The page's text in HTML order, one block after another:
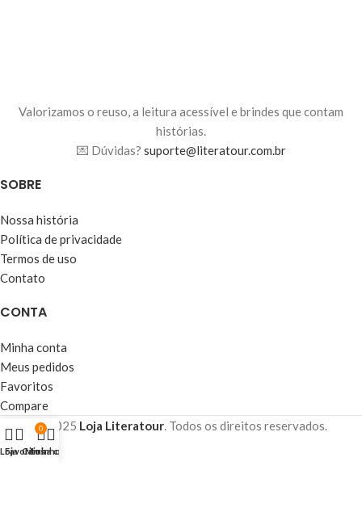
Valorizamos o reuso, a leitura acessível e brindes que contam
histórias.
💌 Dúvidas? suporte@literatour.com.br
SOBRE
Nossa história
Política de privacidade
Termos de uso
Contato
CONTA
Minha conta
Meus pedidos
Favoritos
Compare
© 2025 Loja Literatour. Todos os direitos reservados.
Loja
Favoritos
0
Carrinho
Minha conta